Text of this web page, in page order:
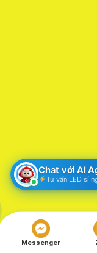
Chat với AI
Tư vấn LED sỉ
Messenger